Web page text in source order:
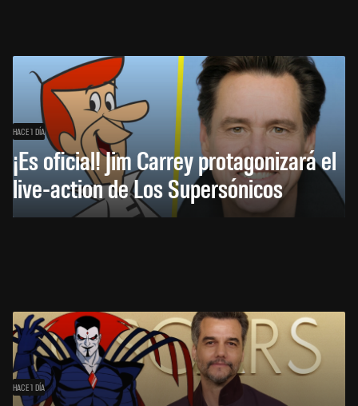
HACE 1 DÍA
¡Es oficial! Jim Carrey protagonizará el
live-action de Los Supersónicos
HACE 1 DÍA